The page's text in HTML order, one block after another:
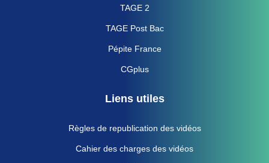
TAGE 2
TAGE Post Bac
Pépite France
CGplus
Liens utiles
Règles de republication des vidéos
Cahier des charges des vidéos